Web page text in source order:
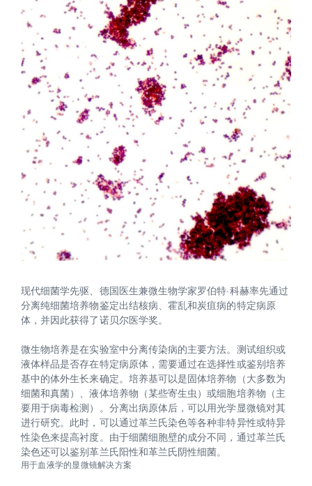
现代细菌学先驱、德国医生兼微生物学家罗伯特·科赫率先通过
分离纯细菌培养物鉴定出结核病、霍乱和炭疽病的特定病原
体，并因此获得了诺贝尔医学奖。
微生物培养是在实验室中分离传染病的主要方法。测试组织或
液体样品是否存在特定病原体，需要通过在选择性或鉴别培养
基中的体外生长来确定。培养基可以是固体培养物（大多数为
细菌和真菌）、液体培养物（某些寄生虫）或细胞培养物（主
要用于病毒检测）。分离出病原体后，可以用光学显微镜对其
进行研究。此时，可以通过革兰氏染色等各种非特异性或特异
性染色来提高衬度。由于细菌细胞壁的成分不同，通过革兰氏
染色还可以鉴别革兰氏阳性和革兰氏阴性细菌。
用于血液学的显微镜解决方案